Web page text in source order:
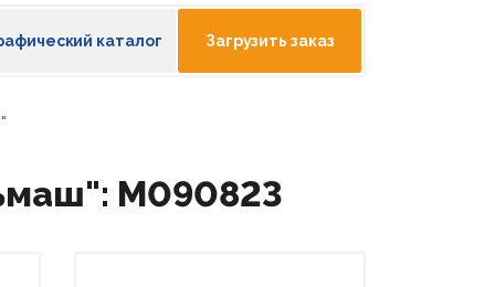
каталог Загрузить заказ
М090823